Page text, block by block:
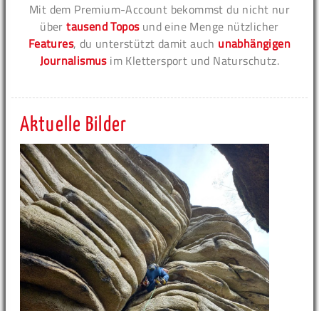
Mit dem Premium-Account bekommst du nicht nur
übertausend Toposund eine Menge nützlicher
Features, du unterstützt damit auch unabhängigen
Journalismusim Klettersport und Naturschutz.
Aktuelle Bilder